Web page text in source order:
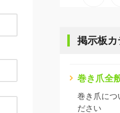
掲示板カ
巻き爪全
巻き爪につ
ださい